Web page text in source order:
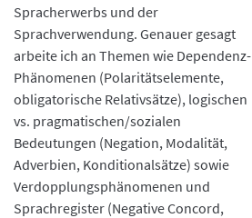
Spracherwerbs und der
Sprachverwendung. Genauer gesagt
arbeite ich an Themen wie Dependenz-
Phänomenen (Polaritätselemente,
obligatorische Relativsätze), logischen
vs. pragmatischen/sozialen
Bedeutungen (Negation, Modalität,
Adverbien, Konditionalsätze) sowie
Verdopplungsphänomenen und
Sprachregister (Negative Concord,